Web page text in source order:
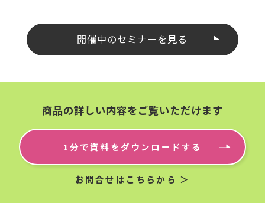
開催中のセミナーを見る
商品の詳しい内容をご覧いただけます
1分で資料をダウンロードする
お問合せはこちらから ＞